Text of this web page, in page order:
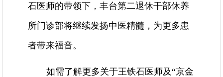
石医师的带领下，丰台第二退休干部休养
所门诊部将继续发扬中医精髓，为更多患
者带来福音。
如需了解更多关于王铁石医师及“京金